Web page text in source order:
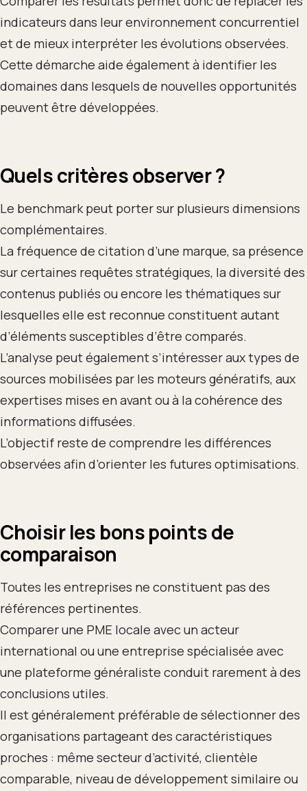
indicateurs dans leur environnement concurrentiel
et de mieux interpréter les évolutions observées.
Cette démarche aide également à identifier les
domaines dans lesquels de nouvelles opportunités
peuvent être développées.
Quels critères observer ?
Le benchmark peut porter sur plusieurs dimensions
complémentaires.
La fréquence de citation d’une marque, sa présence
sur certaines requêtes stratégiques, la diversité des
contenus publiés ou encore les thématiques sur
lesquelles elle est reconnue constituent autant
d’éléments susceptibles d’être comparés.
L’analyse peut également s’intéresser aux types de
sources mobilisées par les moteurs génératifs, aux
expertises mises en avant ou à la cohérence des
informations diffusées.
L’objectif reste de comprendre les différences
observées afin d’orienter les futures optimisations.
Choisir les bons points de
comparaison
Toutes les entreprises ne constituent pas des
références pertinentes.
Comparer une PME locale avec un acteur
international ou une entreprise spécialisée avec
une plateforme généraliste conduit rarement à des
conclusions utiles.
Il est généralement préférable de sélectionner des
organisations partageant des caractéristiques
proches : même secteur d’activité, clientèle
comparable, niveau de développement similaire ou